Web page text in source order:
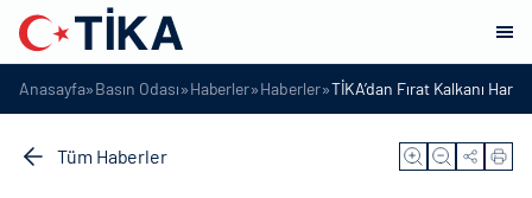
Anasayfa»Basın Odası»Haberler»Haberler»TİKA’dan Fırat Kalkanı
Tüm Haberler